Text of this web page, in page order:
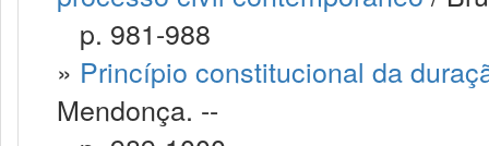
p. 981-988
» Princípio constitucional da
Mendonça. --